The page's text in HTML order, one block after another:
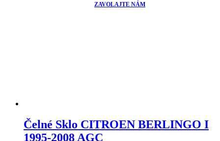
ZAVOLAJTE NÁM
Čelné Sklo CITROEN BERLINGO I
1995-2008 AGC